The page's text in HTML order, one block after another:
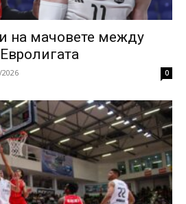
на мачовете между
0